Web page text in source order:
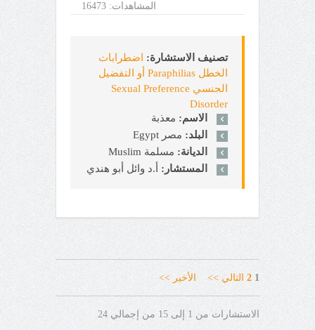
المشاهدات: 16473
تصنيف الاستشارة: اضطرابات
الخطل Paraphilias أو التفضيل
الجنسي Sexual Preference
Disorder
الاسم: معذبة
البلد: مصر Egypt
الديانة: مسلمة Muslim
المستشار: أ.د وائل أبو هندي
1
2 التالي >> الأخير >>
الاستشارات من 1 إلى 15 من إجمالي 24